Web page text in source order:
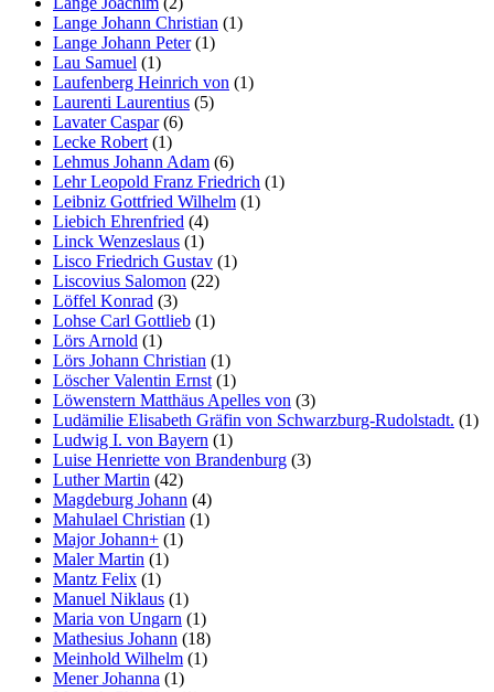
Lange Johann Christian (1)
Lange Johann Peter(1)
Lau Samuel (1)
Laufenberg Heinrich von (1)
Laurenti Laurentius (5)
Lavater Caspar(6)
Lecke Robert (1)
Lehmus Johann Adam (6)
Lehr Leopold Franz Friedrich (1)
Leibniz Gottfried Wilhelm (1)
Liebich Ehrenfried (4)
Linck Wenzeslaus (1)
Lisco Friedrich Gustav (1)
Liscovius Salomon (22)
Löffel Konrad (3)
Lohse Carl Gottlieb (1)
Lörs Arnold (1)
Lörs Johann Christian (1)
Löscher Valentin Ernst (1)
Löwenstern Matthäus Apelles von (3)
Ludämilie Elisabeth Gräfin von Schwarzburg-Rudolstadt. (1)
Ludwig I. von Bayern (1)
Luise Henriette von Brandenburg (3)
Luther Martin (42)
Magdeburg Johann (4)
Mahulael Christian (1)
Major Johann+ (1)
Maler Martin (1)
Mantz Felix (1)
Manuel Niklaus (1)
Maria von Ungarn (1)
Mathesius Johann (18)
Meinhold Wilhelm (1)
Mener Johanna (1)